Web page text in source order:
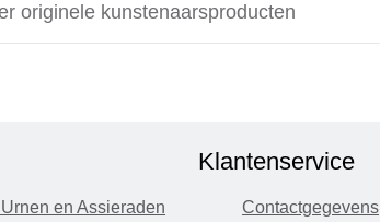
originele kunstenaarsproducten
en Assieraden
Klantenservice
Contactgegevens